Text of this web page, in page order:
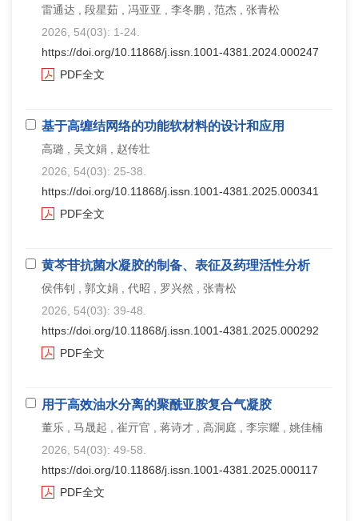
雷通达 , 段星茹 , 冯亚亚 , 李冬鹏 , 范杰 , 张青松
2026, 54(03): 1-24.
https://doi.org/10.11868/j.issn.1001-4381.2024.000247
PDF全文
基于高缠结网络的功能软材料的设计和应用
高璐 , 吴文娟 , 赵传壮
2026, 54(03): 25-38.
https://doi.org/10.11868/j.issn.1001-4381.2025.000341
PDF全文
黄芩苷抗菌水凝胶的制备、表征及药理活性分析
侯伟钊 , 郭文娟 , 代昭 , 罗兴然 , 张青松
2026, 54(03): 39-48.
https://doi.org/10.11868/j.issn.1001-4381.2025.000292
PDF全文
用于高效油水分离的聚酰亚胺复合气凝胶
董乐 , 马晟起 , 崔亓官 , 蒋诗才 , 高洞庭 , 李宗耀 , 姚佳楠
2026, 54(03): 49-58.
https://doi.org/10.11868/j.issn.1001-4381.2025.000117
PDF全文